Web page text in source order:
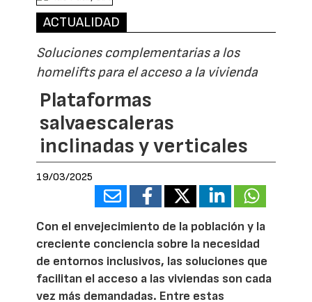
ACTUALIDAD
Soluciones complementarias a los
homelifts para el acceso a la vivienda
Plataformas
salvaescaleras
inclinadas y verticales
19/03/2025
Con el envejecimiento de la población y la
creciente conciencia sobre la necesidad
de entornos inclusivos, las soluciones que
facilitan el acceso a las viviendas son cada
vez más demandadas. Entre estas